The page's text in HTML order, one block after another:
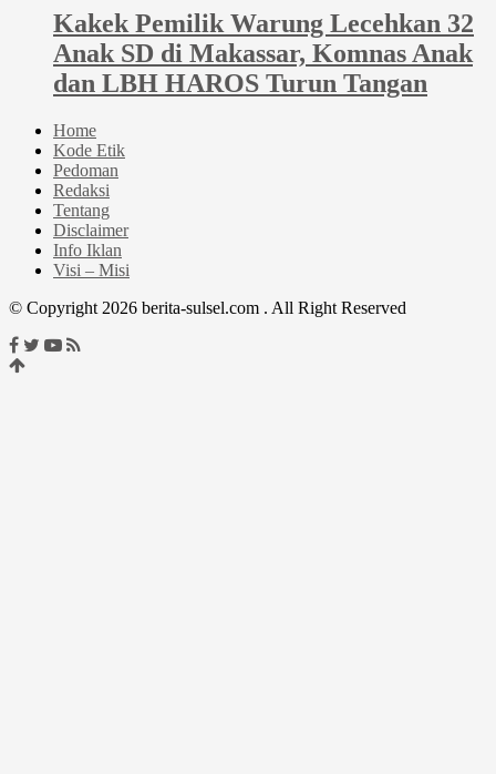
Kakek Pemilik Warung Lecehkan 32
Anak SD di Makassar, Komnas Anak
dan LBH HAROS Turun Tangan
Home
Kode Etik
Pedoman
Redaksi
Tentang
Disclaimer
Info Iklan
Visi – Misi
© Copyright 2026 berita-sulsel.com . All Right Reserved